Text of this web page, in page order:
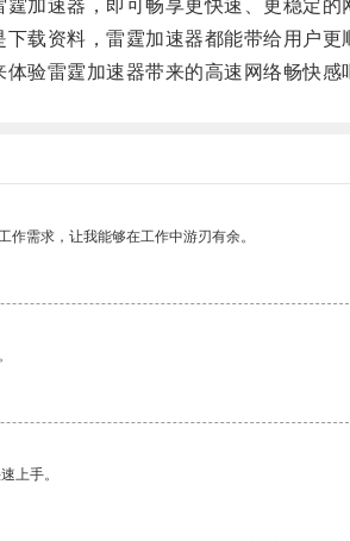
速器，即可畅享更快速、更稳定的
资料，雷霆加速器都能带给用户更
雷霆加速器带来的高速网络畅快感
需求，让我能够在工作中游刃有余。
上手。